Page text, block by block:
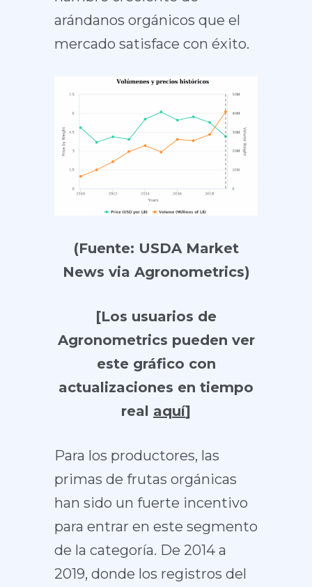
arándanos orgánicos que el
mercado satisface con éxito.
(Fuente: USDA Market
News via Agronometrics)
[Los usuarios de
Agronometrics pueden ver
este gráfico con
actualizaciones en tiempo
real aquí]
Para los productores, las
primas de frutas orgánicas
han sido un fuerte incentivo
para entrar en este segmento
de la categoría. De 2014 a
2019, donde los registros del